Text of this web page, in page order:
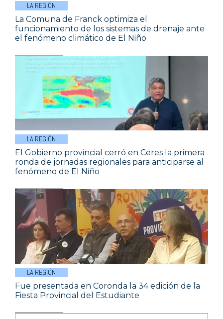
LA REGIÓN
La Comuna de Franck optimiza el
funcionamiento de los sistemas de drenaje ante
el fenómeno climático de El Niño
LA REGIÓN
El Gobierno provincial cerró en Ceres la primera
ronda de jornadas regionales para anticiparse al
fenómeno de El Niño
LA REGIÓN
Fue presentada en Coronda la 34 edición de la
Fiesta Provincial del Estudiante